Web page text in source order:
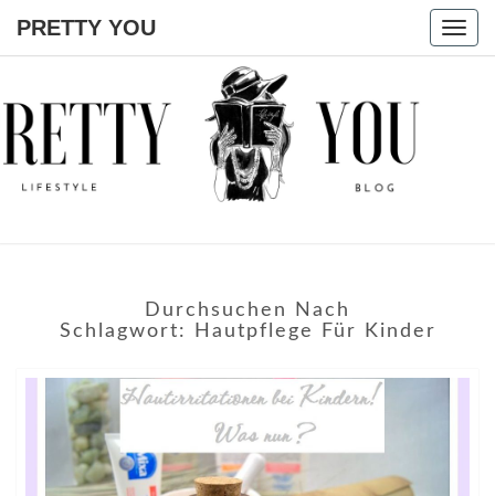
PRETTY YOU
PRETTY
Durchsuchen Nach
Schlagwort:
Hautpflege Für Kinder